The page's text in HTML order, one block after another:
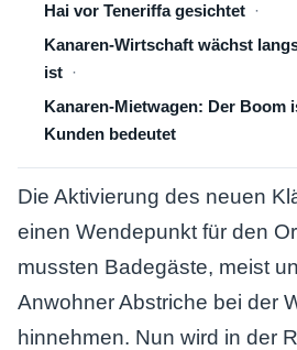
Hai vor Teneriffa gesichtet
Kanaren-Wirtschaft wächst
ist
Kanaren-Mietwagen: Der Boom
Kunden bedeutet
Die Aktivierung des neuen
einen Wendepunkt für den
mussten Badegäste, meist
Anwohner Abstriche bei der
hinnehmen. Nun wird in der